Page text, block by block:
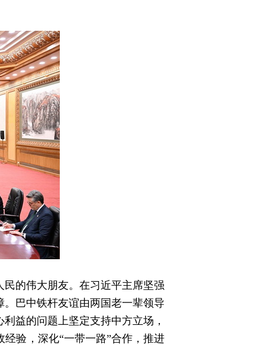
的伟大朋友。在习近平主席坚强
巴中铁杆友谊由两国老一辈领导
益的问题上坚定支持中方立场，
验，深化“一带一路”合作，推进